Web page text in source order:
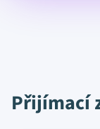
Přijímací